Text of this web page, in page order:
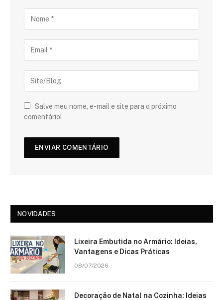
Salve meu nome, e-mail e site para o próximo
comentário!
NOVIDADES
Lixeira Embutida no Armário: Ideias,
Vantagens e Dicas Práticas
08/07/2026
Decoração de Natal na Cozinha: Ideias